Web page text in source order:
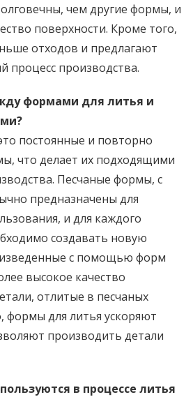
чем другие формы, и
поверхности. Кроме того,
отходов и предлагают
процесс производства.
формами для литья и
постоянные и повторно
что делает их подходящими
Песчаные формы, с
предназначены для
и для каждого
создавать новую
с помощью форм
высокое качество
отлитые в песчаных
формы для литья ускоряют
производить детали
в процессе литья